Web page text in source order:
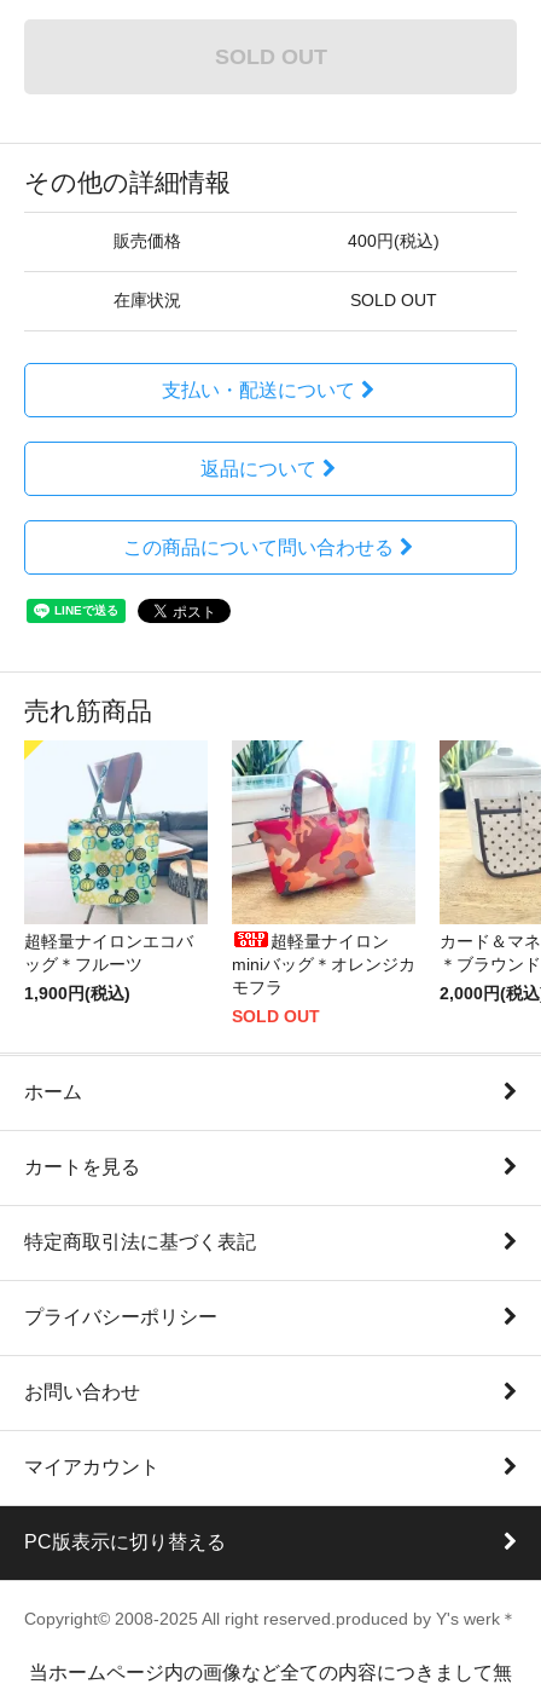
SOLD OUT
その他の詳細情報
販売価格 400円(税込)
在庫状況 SOLD OUT
支払い・配送について
返品について
この商品について問い合わせる
売れ筋商品
超軽量ナイロンエコバ
ッグ＊フルーツ
1,900円(税込)
超軽量ナイロン
miniバッグ＊オレンジカ
モフラ
SOLD OUT
カード＆マ
＊ブラウン
2,000円(税
ホーム
カートを見る
特定商取引法に基づく表記
プライバシーポリシー
お問い合わせ
マイアカウント
PC版表示に切り替える
Copyright© 2008-2025 All right reserved.produced by Y's werk＊
当ホームページ内の画像など全ての内容につきまして無